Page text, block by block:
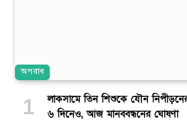
অপরাধ
লাকসামে তিন শিশুকে যৌন নিপীড়নের
৬ দিনেও, আজ মানববন্ধনের ঘোষণা